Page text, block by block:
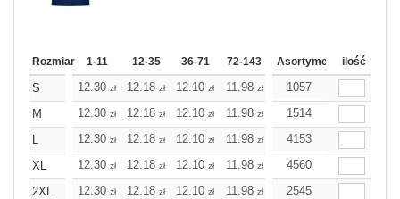
Rozmiar 1-11 12-35 36-71 72-143 144-287 288 Dodaj
Asortyment ilość
S 12.30 zł 12.18 zł 12.10 zł 11.98 zł 11.86zł
1057
M
12.30 zł 12.18 zł 12.10 zł 11.98 zł 11.86zł
1514
L
12.30 zł 12.18 zł 12.10 zł 11.98 zł 11.86zł
4153
XL
12.30 zł 12.18 zł 12.10 zł 11.98 zł 11.86zł
4560
2XL
12.30 zł 12.18 zł 12.10 zł 11.98 zł 11.86zł
2545